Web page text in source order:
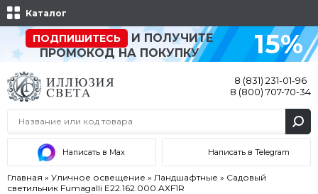
Каталог
ПОДПИШИТЕСЬ
И ПОЛУЧИТЕ
ПРОМОКОД НА ПОКУПКУ
15%
8 (831) 231-01-96
8 (800) 707-70-34
Написать в Max Написать в Telegram
Главная » Уличное освещение » Ландшафтные » Садовый
светильник Fumagalli E22.162.000.AXF1R